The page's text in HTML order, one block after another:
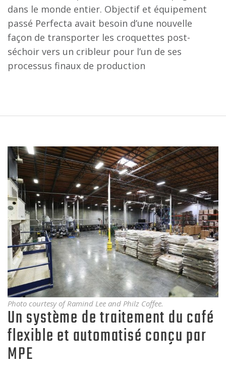
dans le monde entier. Objectif et équipement
passé Perfecta avait besoin d’une nouvelle
façon de transporter les croquettes post-
séchoir vers un cribleur pour l’un de ses
processus finaux de production
Photo courtesy of Ramind Lee and Philz Coffee.
Un système de traitement du café
flexible et automatisé conçu par
MPE